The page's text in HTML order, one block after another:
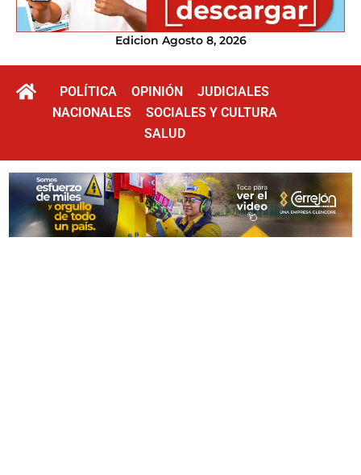
Edicion Agosto 8, 2026
POLÍTICA OPINIÓN
JUDICIALES
NACIONALES
SOCIALES Y CULTURA
SALUD